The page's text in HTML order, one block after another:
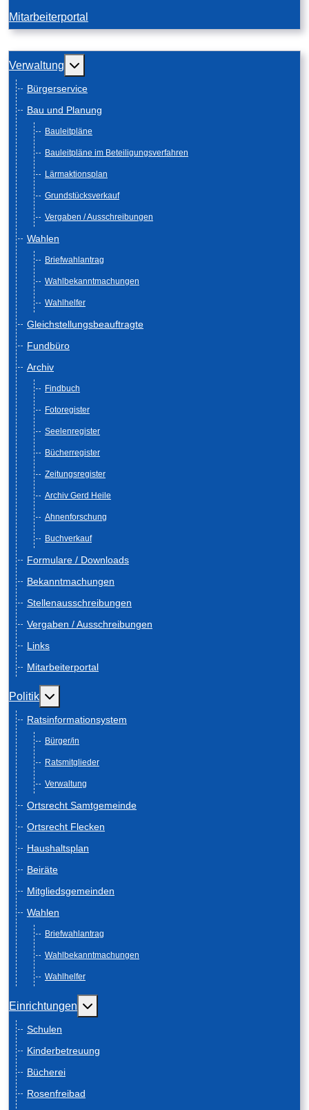
Mitarbeiterportal
Verwaltung Weitere Informationen: Verwaltung
Bürgerservice
Bau und Planung
Bauleitpläne
Bauleitpläne im Beteiligungsverfahren
Lärmaktionsplan
Grundstücksverkauf
Vergaben / Ausschreibungen
Wahlen
Briefwahlantrag
Wahlbekanntmachungen
Wahlhelfer
Gleichstellungsbeauftragte
Fundbüro
Archiv
Findbuch
Fotoregister
Seelenregister
Bücherregister
Zeitungsregister
Archiv Gerd Heile
Ahnenforschung
Buchverkauf
Formulare / Downloads
Bekanntmachungen
Stellenausschreibungen
Vergaben / Ausschreibungen
Links
Mitarbeiterportal
Politik Weitere Informationen: Politik
Ratsinformationsystem
Bürger/in
Ratsmitglieder
Verwaltung
Ortsrecht Samtgemeinde
Ortsrecht Flecken
Haushaltsplan
Beiräte
Mitgliedsgemeinden
Wahlen
Briefwahlantrag
Wahlbekanntmachungen
Wahlhelfer
Einrichtungen Weitere Informationen: Einrichtungen
Schulen
Kinderbetreuung
Bücherei
Rosenfreibad